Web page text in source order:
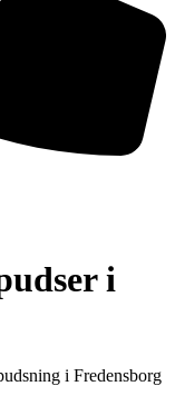
i
i Fredensborg